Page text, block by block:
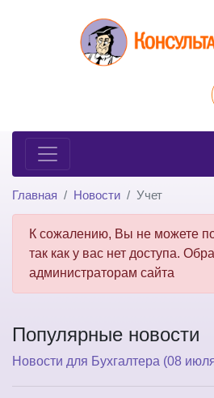
Главная Новости Учет
К сожалению, Вы не можете
так как у вас нет доступа.
администраторам сайта
Популярные новости
Новости для Бухгалтера (08